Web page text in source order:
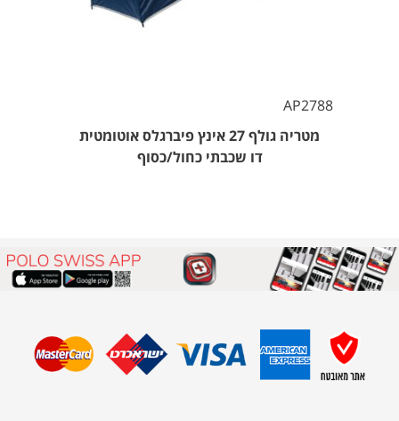
AP2788
מטריה גולף 27 אינץ פיברגלס אוטומטית
דו שכבתי כחול/כסוף